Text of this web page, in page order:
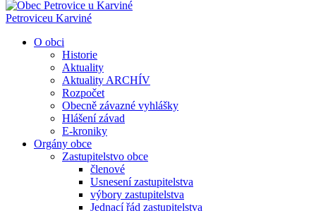
Petroviceu Karviné
O obci
Historie
Aktuality
Aktuality ARCHÍV
Rozpočet
Obecně závazné vyhlášky
Hlášení závad
E-kroniky
Orgány obce
Zastupitelstvo obce
členové
Usnesení zastupitelstva
výbory zastupitelstva
Jednací řád zastupitelstva